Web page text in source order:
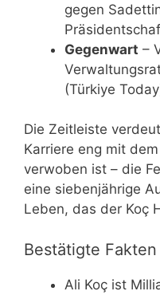
gegen
Gegenwart –
(Türkiye
Die Zeitleiste
Karriere eng mit
verwoben ist – die
eine siebenjährige
Leben, das der Koç
Bestätigte Fakten
Ali Koç ist